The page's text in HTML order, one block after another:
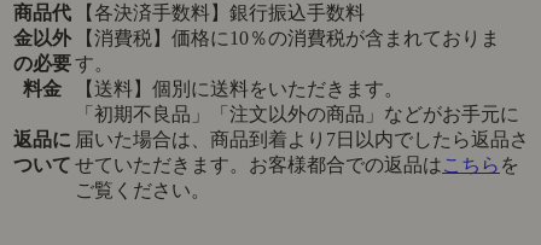
商品代
金以外
の必要
料金
【各決済手数料】銀行振込手数料
【消費税】価格に10％の消費税が含まれておりま
す。
【送料】個別に送料をいただきます。
返品に
ついて
「初期不良品」「注文以外の商品」などがお手元に
届いた場合は、商品到着より7日以内でしたら返品さ
せていただきます。お客様都合での返品はこちら を
ご覧ください。